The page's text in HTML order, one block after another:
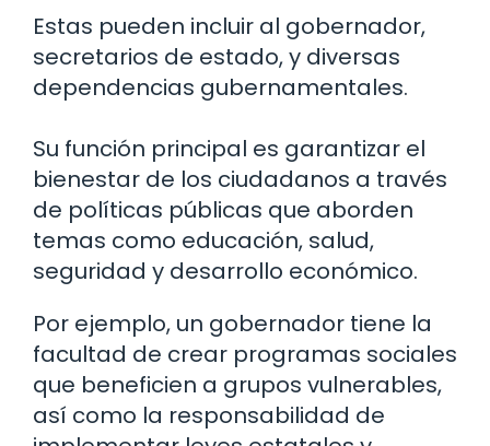
Estas pueden incluir al gobernador,
secretarios de estado, y diversas
dependencias gubernamentales.
Su función principal es garantizar el
bienestar de los ciudadanos a través
de políticas públicas que aborden
temas como educación, salud,
seguridad y desarrollo económico.
Por ejemplo, un gobernador tiene la
facultad de crear programas sociales
que beneficien a grupos vulnerables,
así como la responsabilidad de